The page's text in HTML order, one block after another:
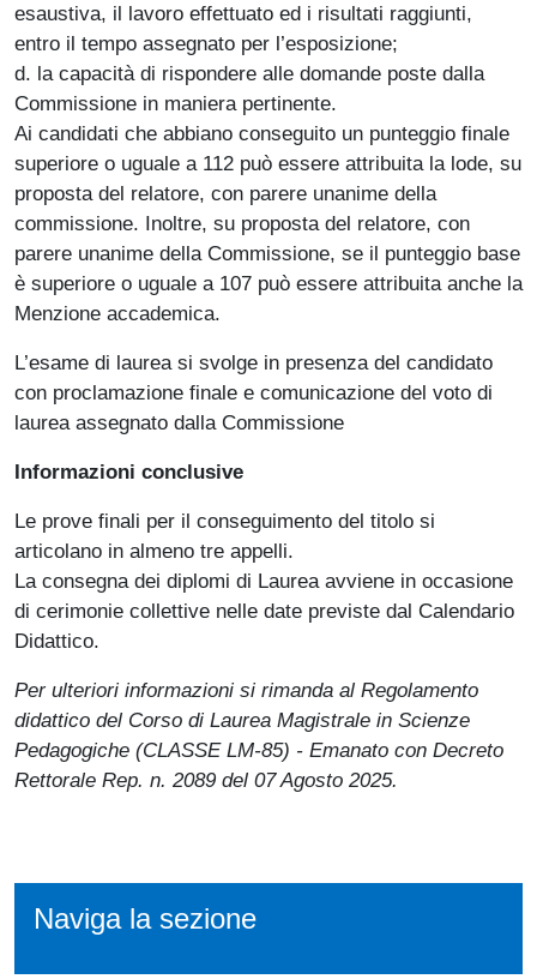
esaustiva, il lavoro effettuato ed i risultati raggiunti,
entro il tempo assegnato per l’esposizione;
d. la capacità di rispondere alle domande poste dalla
Commissione in maniera pertinente.
Ai candidati che abbiano conseguito un punteggio finale
superiore o uguale a 112 può essere attribuita la lode, su
proposta del relatore, con parere unanime della
commissione. Inoltre, su proposta del relatore, con
parere unanime della Commissione, se il punteggio base
è superiore o uguale a 107 può essere attribuita anche la
Menzione accademica.
L’esame di laurea si svolge in presenza del candidato
con proclamazione finale e comunicazione del voto di
laurea assegnato dalla Commissione
Informazioni conclusive
Le prove finali per il conseguimento del titolo si
articolano in almeno tre appelli.
La consegna dei diplomi di Laurea avviene in occasione
di cerimonie collettive nelle date previste dal Calendario
Didattico.
Per ulteriori informazioni si rimanda al Regolamento
didattico del Corso di Laurea Magistrale in Scienze
Pedagogiche (CLASSE LM-85) - Emanato con Decreto
Rettorale Rep. n. 2089 del 07 Agosto 2025.
Naviga la sezione